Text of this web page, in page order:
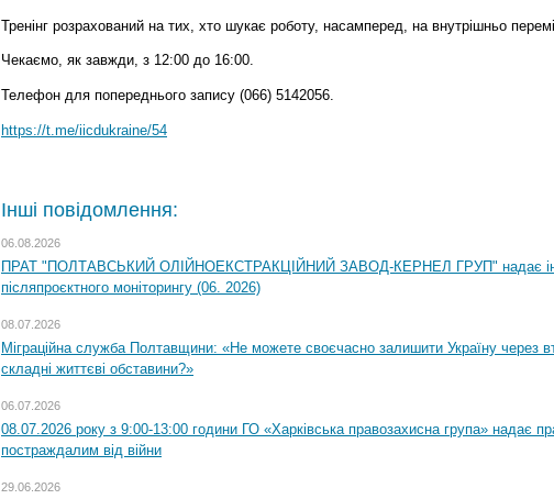
Тренінг розрахований на тих, хто шукає роботу, насамперед, на внутрішньо
Чекаємо, як завжди, з 12:00 до 16:00.
Телефон для попереднього запису (066) 5142056.
https://t.me/iicdukraine/54
Інші повідомлення:
06.08.2026
ПРАТ "ПОЛТАВСЬКИЙ ОЛІЙНОЕКСТРАКЦІЙНИЙ ЗАВОД-КЕРНЕЛ ГРУП" надає
післяпроєктного моніторингу (06. 2026)
08.07.2026
Міграційна служба Полтавщини: «Не можете своєчасно залишити Україну через
складні життєві обставини?»
06.07.2026
08.07.2026 року з 9:00-13:00 години ГО «Харківська правозахисна група» надає
постраждалим від війни
29.06.2026